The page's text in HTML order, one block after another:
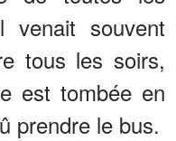
venait souvent
tous les soirs,
est tombée en
prendre le bus.